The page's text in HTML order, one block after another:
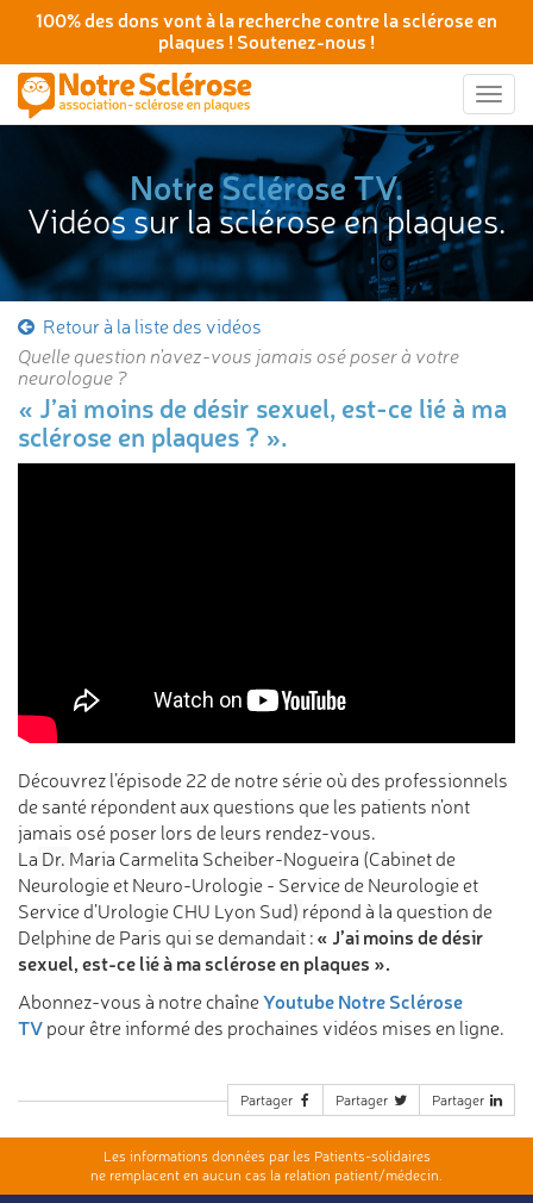
100% des dons vont à la recherche contre la sclérose en
plaques ! Soutenez-nous !
Notre Sclérose TV.
Vidéos sur la sclérose en plaques.
Retour à la liste des vidéos
Quelle question n'avez-vous jamais osé poser à votre
neurologue ?
« J’ai moins de désir sexuel, est-ce lié à ma
sclérose en plaques ? ».
Découvrez l’épisode 22 de notre série où des professionnels
de santé répondent aux questions que les patients n’ont
jamais osé poser lors de leurs rendez-vous.
La Dr. Maria Carmelita Scheiber-Nogueira (Cabinet de
Neurologie et Neuro-Urologie - Service de Neurologie et
Service d’Urologie CHU Lyon Sud) répond à la question de
Delphine de Paris qui se demandait : « J’ai moins de désir
sexuel, est-ce lié à ma sclérose en plaques ».
Abonnez-vous à notre chaîneYoutube Notre Sclérose
TV pour être informé des prochaines vidéos mises en ligne.
Partager Partager Partager
Les informations données par les Patients-solidaires
ne remplacent en aucun cas la relation patient/médecin.